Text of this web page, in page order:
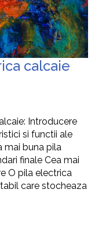
calcaie
Introducere
si functii ale
mai buna pila
finale Cea mai
O pila electrica
care stocheaza